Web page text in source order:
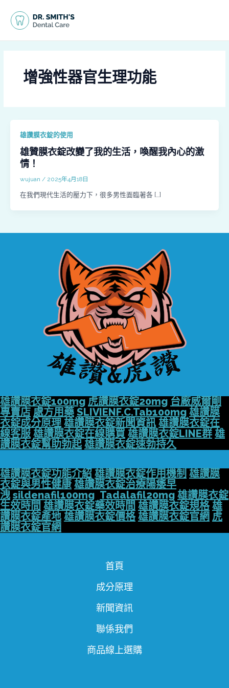
增強性器官生理功能
雄讚膜衣錠的使用
雄贊膜衣錠改變了我的生活，喚醒我內心的激
情！
wujuan / 2025年4月18日
在我們現代生活的壓力下，很多男性面臨著各 […]
雄讚膜衣錠100mg 虎讚膜衣錠20mg 台廠威爾剛
專賣店 處方用藥 SLIVIENF.C.Tab100mg 雄讚膜
衣錠成分原理 雄讚膜衣錠新聞資訊 雄讚膜衣錠在
線客服 雄讚膜衣錠在線購買 雄讚膜衣錠LINE群 雄
讚膜衣錠幫助勃起 雄讚膜衣錠速勃持久
雄讚膜衣錠功能介紹 雄讚膜衣錠作用機制 雄讚膜
衣錠與男性健康 雄讚膜衣錠治療陽痿早
洩 sildenafil100mg Tadalafil20mg 雄讚膜衣錠
生效時間 雄讚膜衣錠藥效時間 雄讚膜衣錠規格 雄
讚膜衣錠產地 雄讚膜衣錠價格 雄讚膜衣錠官網 虎
讚膜衣錠官網
首頁
成分原理
新聞資訊
聯係我們
商品線上選購